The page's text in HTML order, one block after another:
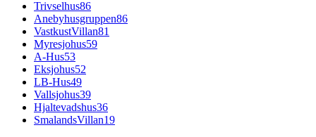
Trivselhus86
Anebyhusgruppen86
VastkustVillan81
Myresjohus59
A-Hus53
Eksjohus52
LB-Hus49
Vallsjohus39
Hjaltevadshus36
SmalandsVillan19